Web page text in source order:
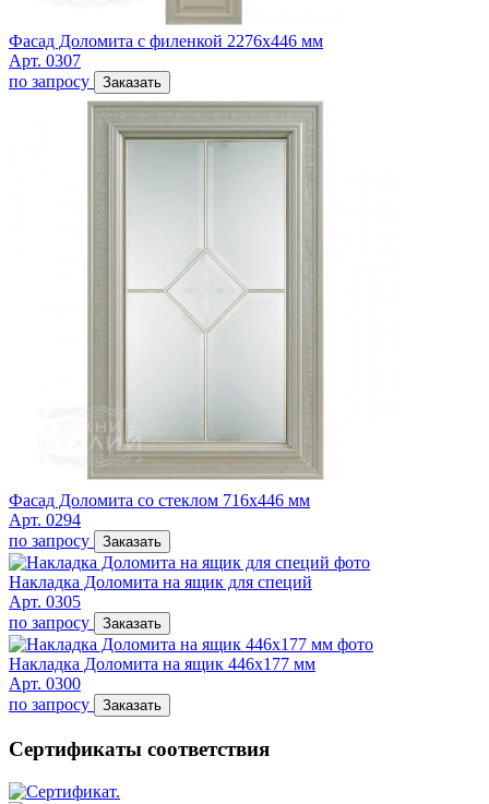
Фасад Доломита с филенкой 2276х446 мм
Арт. 0307
по запросу
Заказать
Фасад Доломита со стеклом 716х446 мм
Арт. 0294
по запросу
Заказать
Накладка Доломита на ящик для специй
Арт. 0305
по запросу
Заказать
Накладка Доломита на ящик 446х177 мм
Арт. 0300
по запросу
Заказать
Сертификаты соответствия